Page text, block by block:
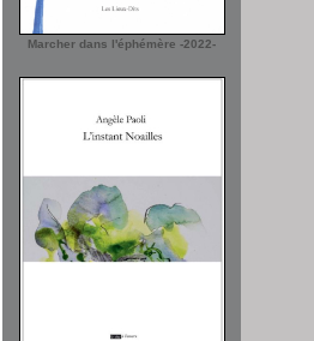
Marcher dans l'éphémère -2022-